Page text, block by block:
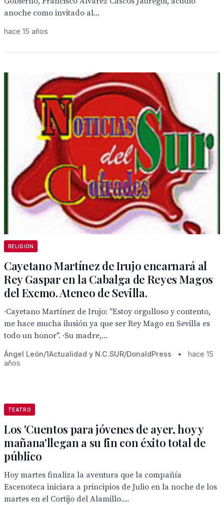
anoche como invitado al...
hace 15 años
RELIGIÓN
Cayetano Martínez de Irujo encarnará al
Rey Gaspar en la Cabalga de Reyes Magos
del Excmo. Ateneo de Sevilla.
·Cayetano Martínez de Irujo: "Estoy orgulloso y contento,
me hace mucha ilusión ya que ser Rey Mago en Sevilla es
todo un honor". ·Su madre,...
Ángel León/1Actualidad y N.C.SUR/DonaldPress •
hace 15
años
TEATRO
Los 'Cuentos para jóvenes de ayer, hoy y
mañana'llegan a su fin con éxito total de
público
Hoy martes finaliza la aventura que la compañía
Escenoteca iniciara a principios de Julio en la noche de los
martes en el Cortijo del Alamillo....